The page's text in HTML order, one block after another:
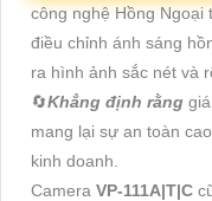
công nghệ Hồng Ngoại
điều chỉnh ánh sáng
ra hình ảnh sắc nét và
🔄Khẳng định rằng
mang lại sự an toàn
kinh doanh.
Camera VP-111A|T|C